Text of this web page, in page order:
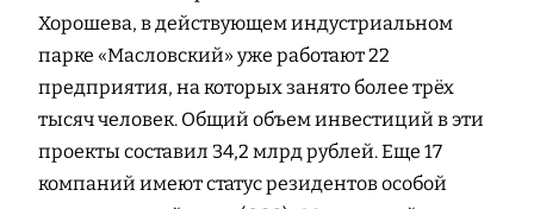
Хорошева, в действующем индустриальном
парке «Масловский» уже работают 22
предприятия, на которых занято более трёх
тысяч человек. Общий объем инвестиций в эти
проекты составил 34,2 млрд рублей. Еще 17
компаний имеют статус резидентов особой